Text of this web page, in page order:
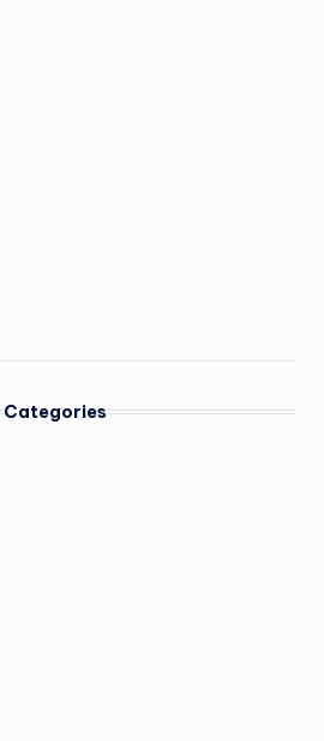
Categories